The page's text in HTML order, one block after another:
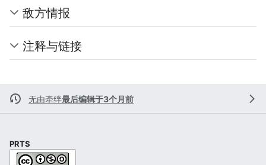
敌方情报
注释与链接
无由牵绊最后编辑于3个月前
PRTS